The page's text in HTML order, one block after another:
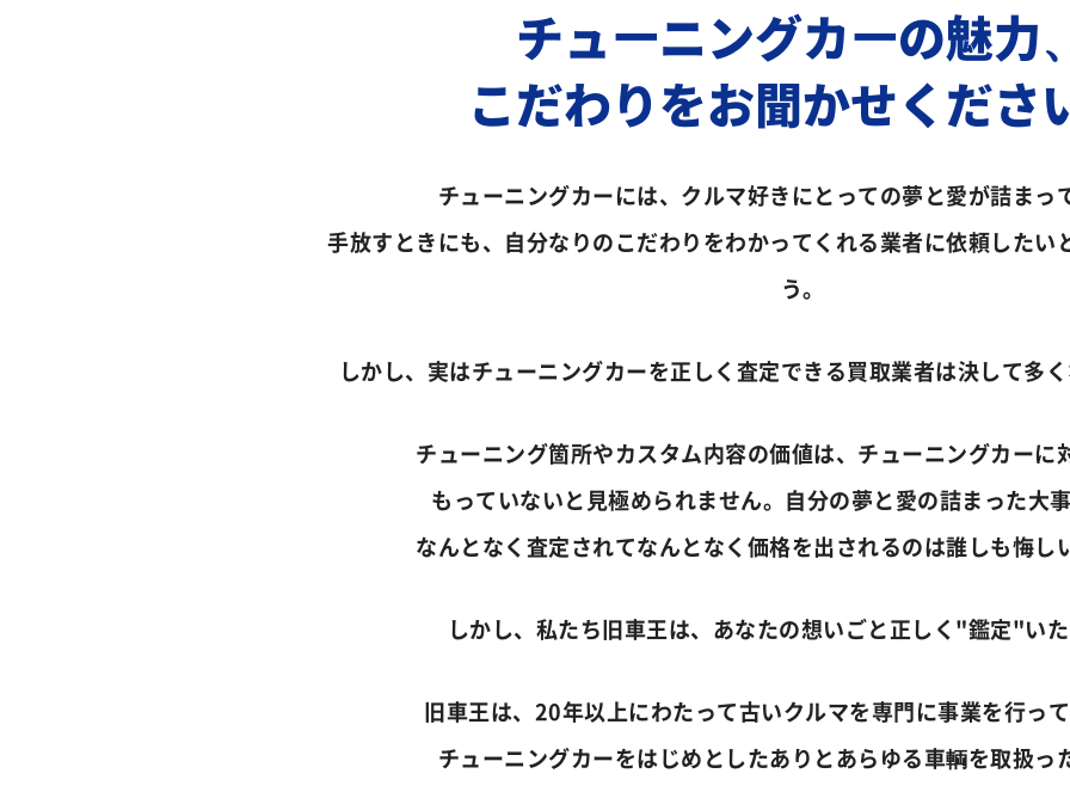
チューニングカーの魅力
こだわりをお聞かせくださ
チューニングカーには、クルマ好きにとっての夢と愛が詰まっ
手放すときにも、自分なりのこだわりをわかってくれる業者に依頼したい
う。
しかし、実はチューニングカーを正しく査定できる買取業者は決して多
チューニング箇所やカスタム内容の価値は、チューニングカーに
もっていないと見極められません。自分の夢と愛の詰まった大
なんとなく査定されてなんとなく価格を出されるのは誰しも悔し
しかし、私たち旧車王は、あなたの想いごと正しく"鑑定"い
旧車王は、20年以上にわたって古いクルマを専門に事業を行っ
チューニングカーをはじめとしたありとあらゆる車輌を取扱っ